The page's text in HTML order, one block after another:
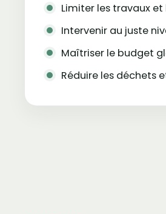
Limiter les travaux
Intervenir au juste
Maîtriser le budget
Réduire les déchets